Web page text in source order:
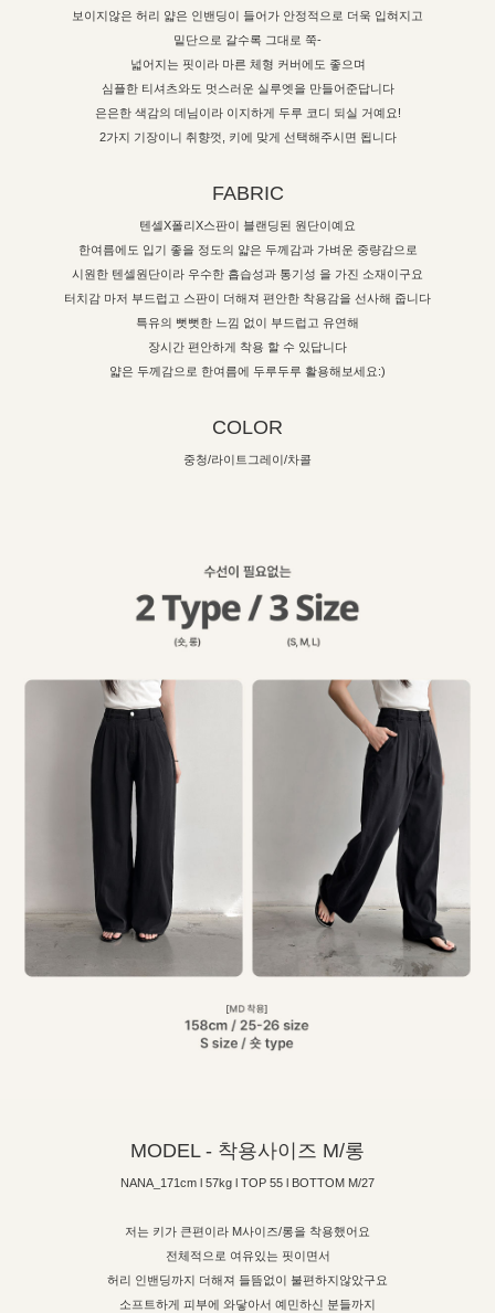
보이지않은 허리 얇은 인밴딩이 들어가 안정적으로 더욱 입혀지고
밑단으로 갈수록 그대로 쭉-
넓어지는 핏이라 마른 체형 커버에도 좋으며
심플한 티셔츠와도 멋스러운 실루엣을 만들어준답니다
은은한 색감의 데님이라 이지하게 두루 코디 되실 거예요!
2가지 기장이니 취향껏, 키에 맞게 선택해주시면 됩니다
FABRIC
텐셀X폴리X스판이 블랜딩된 원단이예요
한여름에도 입기 좋을 정도의 얇은 두께감과 가벼운 중량감으로
시원한 텐셀원단이라 우수한 흡습성과 통기성 을 가진 소재이구요
터치감 마저 부드럽고 스판이 더해져 편안한 착용감을 선사해 줍니다
특유의 뻣뻣한 느낌 없이 부드럽고 유연해
장시간 편안하게 착용 할 수 있답니다
얇은 두께감으로 한여름에 두루두루 활용해보세요:)
COLOR
중청/라이트그레이/차콜
MODEL - 착용사이즈 M/롱
NANA_171cm l 57kg l TOP 55 l BOTTOM M/27
저는 키가 큰편이라 M사이즈/롱을 착용했어요
전체적으로 여유있는 핏이면서
허리 인밴딩까지 더해져 들뜸없이 불편하지않았구요
소프트하게 피부에 와닿아서 예민하신 분들까지